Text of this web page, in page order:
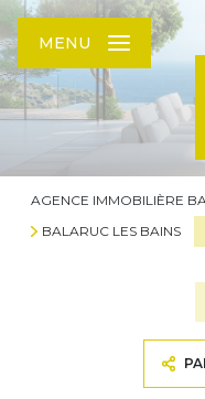
MENU
AGENCE IMMOBILIÈRE
BALARUC LES BAINS